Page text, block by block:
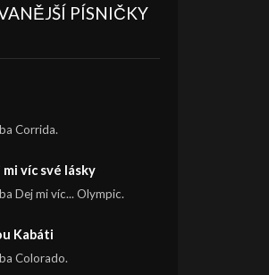
PÍSNIČKY
Corrida.
víc své lásky
Dej mi víc... Olympic.
Kabáti
Colorado.